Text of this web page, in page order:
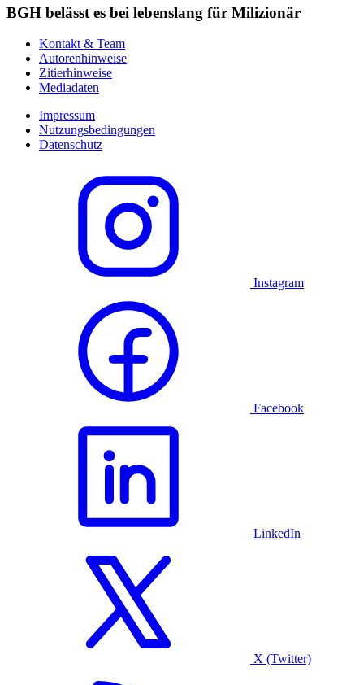
BGH belässt es bei lebenslang für Milizionär
Kontakt & Team
Autorenhinweise
Zitierhinweise
Mediadaten
Impressum
Nutzungsbedingungen
Datenschutz
Instagram
Facebook
LinkedIn
X (Twitter)